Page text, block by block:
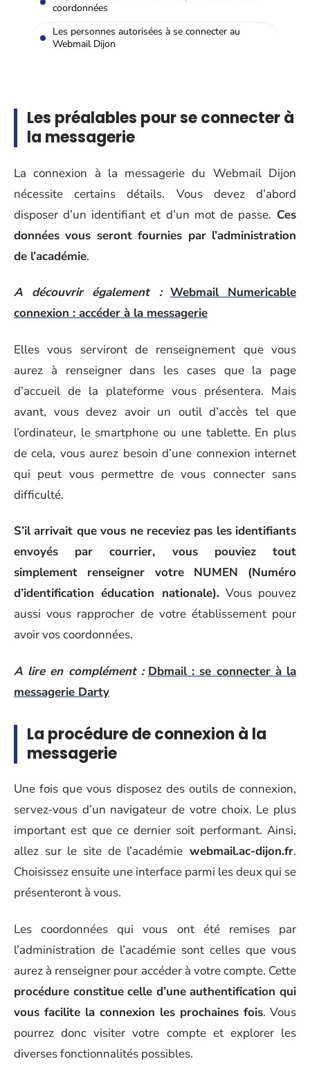
coordonnées
Les personnes autorisées à se connecter au
Webmail Dijon
Les préalables pour se connecter à
la messagerie
La connexion à la messagerie du Webmail Dijon
nécessite certains détails. Vous devez d’abord
disposer d’un identifiant et d’un mot de passe. Ces
données vous seront fournies par l’administration
de l’académie.
A découvrir également : Webmail Numericable
connexion : accéder à la messagerie
Elles vous serviront de renseignement que vous
aurez à renseigner dans les cases que la page
d’accueil de la plateforme vous présentera. Mais
avant, vous devez avoir un outil d’accès tel que
l’ordinateur, le smartphone ou une tablette. En plus
de cela, vous aurez besoin d’une connexion internet
qui peut vous permettre de vous connecter sans
difficulté.
S’il arrivait que vous ne receviez pas les identifiants
envoyés par courrier, vous pouviez tout
simplement renseigner votre NUMEN (Numéro
d’identification éducation nationale).Vous pouvez
aussi vous rapprocher de votre établissement pour
avoir vos coordonnées.
A lire en complément : Dbmail : se connecter à la
messagerie Darty
La procédure de connexion à la
messagerie
Une fois que vous disposez des outils de connexion,
servez-vous d’un navigateur de votre choix. Le plus
important est que ce dernier soit performant. Ainsi,
allez sur le site de l’académie webmail.ac-dijon.fr.
Choisissez ensuite une interface parmi les deux qui se
présenteront à vous.
Les coordonnées qui vous ont été remises par
l’administration de l’académie sont celles que vous
aurez à renseigner pour accéder à votre compte. Cette
procédure constitue celle d’une authentification qui
vous facilite la connexion les prochaines fois. Vous
pourrez donc visiter votre compte et explorer les
diverses fonctionnalités possibles.